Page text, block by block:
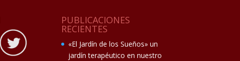
PUBLICACIONES
RECIENTES
«El Jardín de los Sueños» un
jardín terapéutico en nuestro